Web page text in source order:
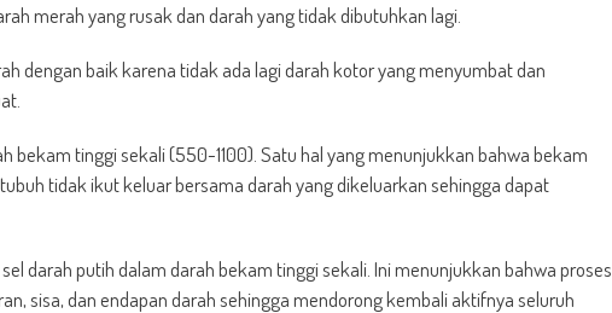
merah yang rusak dan darah yang tidak dibutuhkan lagi.
dengan baik karena tidak ada lagi darah kotor yang menyumbat dan
bekam tinggi sekali (550-1100). Satu hal yang menunjukkan bahwa bekam
tidak ikut keluar bersama darah yang dikeluarkan sehingga dapat
darah putih dalam darah bekam tinggi sekali. Ini menunjukkan bahwa proses
sisa, dan endapan darah sehingga mendorong kembali aktifnya seluruh